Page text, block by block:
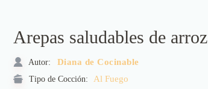
Arepas saludables de arroz
Autor:
Diana de Cocinable
Tipo de Cocción:
Al Fuego